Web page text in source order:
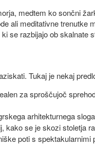
medtem ko sončni
ali meditativne trenutke
se razbijajo ob skalnate
Tukaj je nekaj
za sproščujoč
arhitekturnega
se je skozi stoletja
poti s spektakularnimi